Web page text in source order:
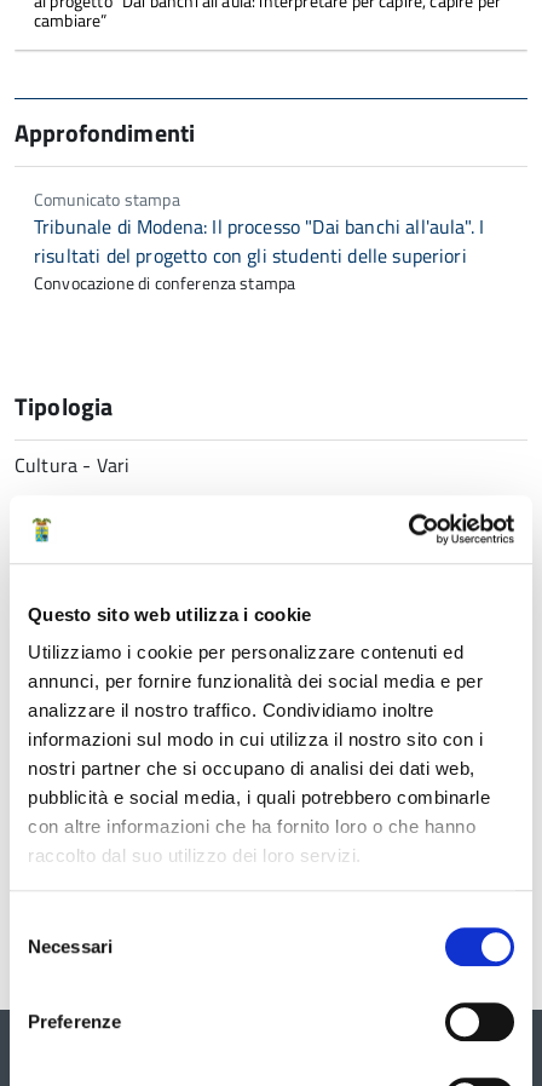
Questo sito web utilizza i cookie
Utilizziamo i cookie per personalizzare contenuti ed
annunci, per fornire funzionalità dei social media e per
analizzare il nostro traffico. Condividiamo inoltre
informazioni sul modo in cui utilizza il nostro sito con i
nostri partner che si occupano di analisi dei dati web,
pubblicità e social media, i quali potrebbero combinarle
con altre informazioni che ha fornito loro o che hanno
raccolto dal suo utilizzo dei loro servizi.
delNecessari
Preferenze
cambiare”
Approfondimenti
Comunicato stampa
Tribunale di Modena: Il processo "Dai banchi all'aula". I
risultati del progetto con gli studenti delle superiori
Convocazione di conferenza stampa
Tipologia
Cultura - Vari
Numero
Data
25 Maggio 2026 13:59
Struttura di riferimento
Direzione generale